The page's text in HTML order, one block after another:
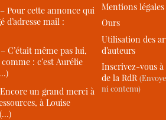
–Pour cette annonce qui
d’adresse mail :
–C’était même pas lui,
: c’est Aurélie
Encore un grand merci à
à Louise
Mentions légales
Ours
Utilisation des
d’auteurs
Inscrivez-vous
de la RdR
ni contenu)